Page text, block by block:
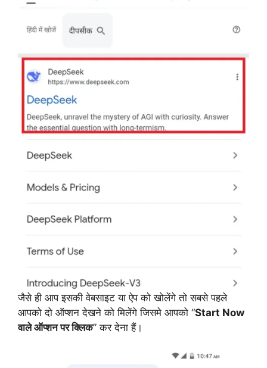
जैसे ही आप इसकी वेबसाइट या ऐप को खोलेंगे तो सबसे पहले
आपको दो ऑप्शन देखने को मिलेंगे जिसमे आपको “Start Now
वाले ऑप्शन पर क्लिक” कर देना हैं।